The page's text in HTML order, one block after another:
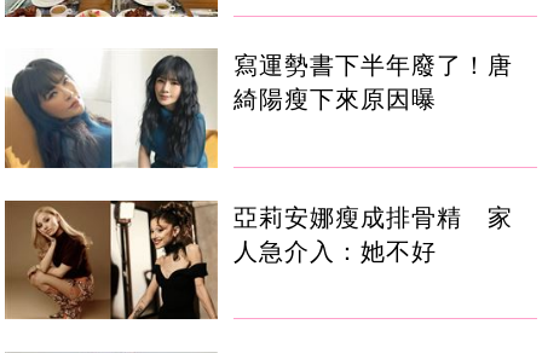
寫運勢書下半年廢了！唐
綺陽瘦下來原因曝
亞莉安娜瘦成排骨精 家
人急介入：她不好